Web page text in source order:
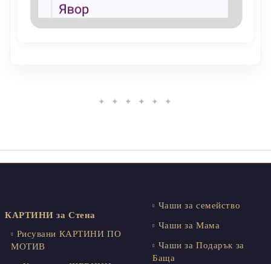
✦ ✦ ✦ ✦ ✦ ✦
КАРТИНИ за Стена
Рисувани КАРТИНИ ПО
МОТИВ
Чаши за семейство
Чаши за Мама
Чаши за Подарък за
Баща